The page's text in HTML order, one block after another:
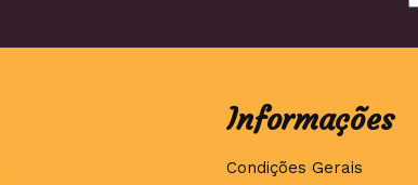
Informações
Condições Gerais